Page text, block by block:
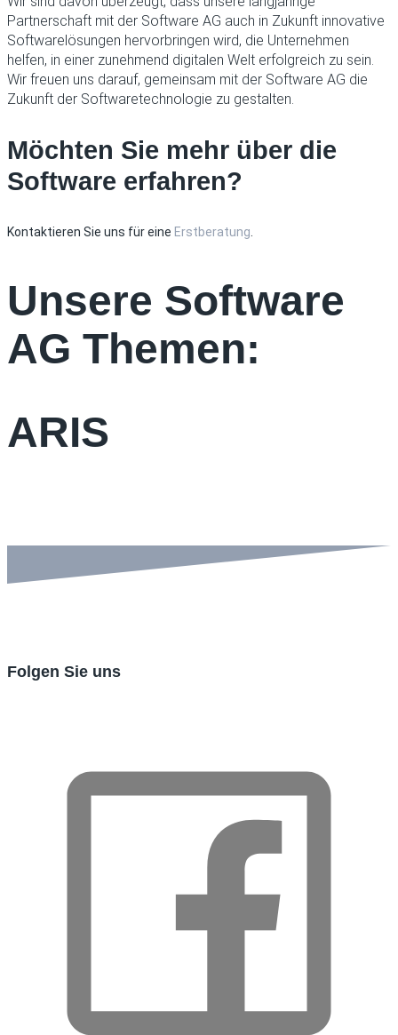
Partnerschaft mit der Software AG auch in Zukunft innovative
Softwarelösungen hervorbringen wird, die Unternehmen
helfen, in einer zunehmend digitalen Welt erfolgreich zu sein.
Wir freuen uns darauf, gemeinsam mit der Software AG die
Zukunft der Softwaretechnologie zu gestalten.
Möchten Sie mehr über die
Software erfahren?​
Kontaktieren Sie uns für eine Erstberatung.
Unsere Software
AG Themen:
ARIS
Folgen Sie uns